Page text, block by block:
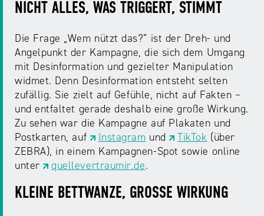
in
Medienregulierung
Audio
Desinformation
Medienvielfalt
am
Standort
NRW
Klar-
Medienkarriere
NRW
Medienscouts
Convention
Medienversammlung
Preis
Juuuport
NRWision
FLIMMO
Datenschutzaufsicht
Berichte
Die
Medienkommission
Kontakt
&
Anfahrt
NICHT ALLES, WAS TRIGGERT, STIMMT
Die Frage „Wem nützt das?“ ist der Dreh- und
Angelpunkt der Kampagne, die sich dem Umgang
mit Desinformation und gezielter Manipulation
widmet. Denn Desinformation entsteht selten
zufällig. Sie zielt auf Gefühle, nicht auf Fakten –
und entfaltet gerade deshalb eine große Wirkung.
Zu sehen war die Kampagne auf Plakaten und
Postkarten, auf
Instagram und TikTok (über
ZEBRA), in einem Kampagnen-Spot sowie online
unter
quellevertraumir.de.
KLEINE BETTWANZE, GROSSE WIRKUNG